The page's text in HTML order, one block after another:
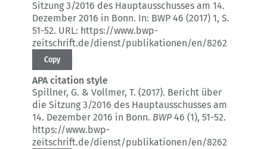
Sitzung 3/2016 des Hauptausschusses am 14.
Dezember 2016 in Bonn. In: BWP 46 (2017) 1, S.
51-52. URL: https://www.bwp-
zeitschrift.de/dienst/publikationen/en/8262
Copy
APA citation style
Spillner, G. & Vollmer, T. (2017). Bericht über
die Sitzung 3/2016 des Hauptausschusses am
14. Dezember 2016 in Bonn. BWP46 (1), 51-52.
https://www.bwp-
zeitschrift.de/dienst/publikationen/en/8262